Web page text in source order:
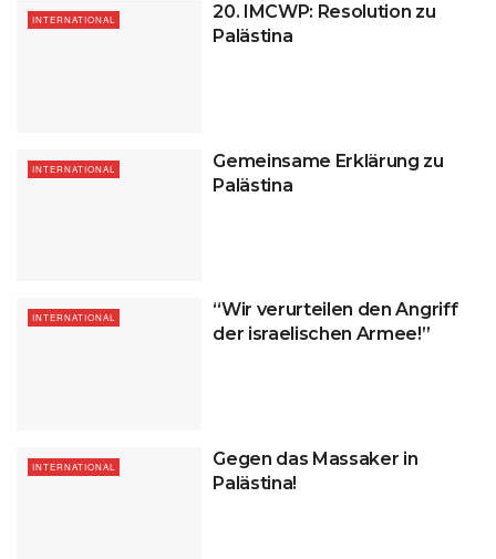
INTERNATIONAL
20. IMCWP: Resolution zu
Palästina
INTERNATIONAL
Gemeinsame Erklärung zu
Palästina
INTERNATIONAL
“Wir verurteilen den Angriff
der israelischen Armee!”
INTERNATIONAL
Gegen das Massaker in
Palästina!